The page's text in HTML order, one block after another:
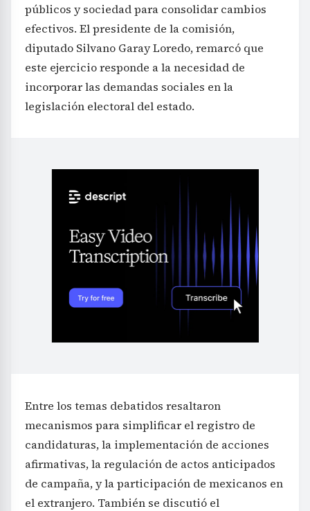
públicos y sociedad para consolidar cambios
efectivos. El presidente de la comisión,
diputado Silvano Garay Loredo, remarcó que
este ejercicio responde a la necesidad de
incorporar las demandas sociales en la
legislación electoral del estado.
Entre los temas debatidos resaltaron
mecanismos para simplificar el registro de
candidaturas, la implementación de acciones
afirmativas, la regulación de actos anticipados
de campaña, y la participación de mexicanos en
el extranjero. También se discutió el